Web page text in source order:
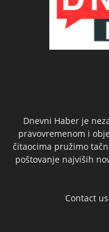
Dnevni Haber je
pravovremenom i
čitaocima pružimo
poštovanje najviših
Contact